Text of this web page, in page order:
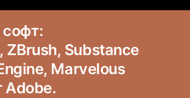
ZBrush, Substance
Marvelous
Adobe.